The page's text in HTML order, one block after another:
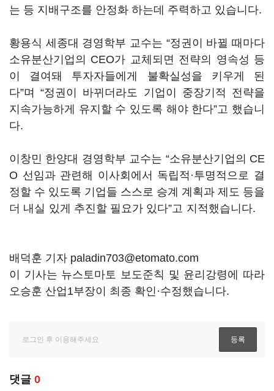
는 등 지배구조를 안정화 하는데 주력하고 있습니다.
황용식 세종대 경영학부 교수는 “정권이 바뀔 때마다
소유분산기업의
CEO가 교체되면 전략의 영속성 등
이 결여돼 투자자들에게 불확실성을 키우게 된
다”며“정권이 바뀌더라도 기업이 중장기적 전략을
지속가능하게 유지할 수 있도록 해야 한다”고 했습니
다.
이창민 한양대 경영학부 교수는 “소유분산기업의 CE
O 선임과 관련해 이사회에서 독립적·투명적으로 결
정할 수 있도록 기업들 스스로 승계 계획과 제도 등을
더 내실 있게 추진할 필요가 있다”고 지적했습니다.
배덕훈 기자 paladin703@etomato.com
이 기사는 뉴스토마토 보도준칙 및 윤리강령에 따라
오승훈 산업1부장이 최종 확인·수정했습니다.
댓글 0